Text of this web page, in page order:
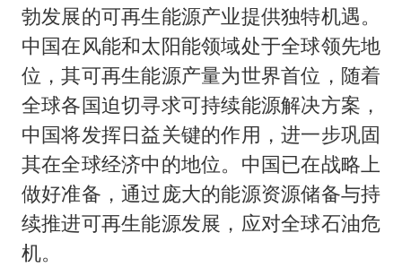
勃发展的可再生能源产业提供独特机遇。
中国在风能和太阳能领域处于全球领先地
位，其可再生能源产量为世界首位，随着
全球各国迫切寻求可持续能源解决方案，
中国将发挥日益关键的作用，进一步巩固
其在全球经济中的地位。中国已在战略上
做好准备，通过庞大的能源资源储备与持
续推进可再生能源发展，应对全球石油危
机。